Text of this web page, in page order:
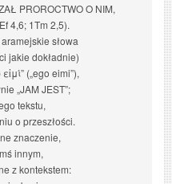
PROROCTWO O NIM,
4,6; 1Tm 2,5).
słowa
jakie dokładnie)
(„ego eimi”),
„JAM JEST”;
tekstu,
o przeszłości.
znaczenie,
innym,
z kontekstem: